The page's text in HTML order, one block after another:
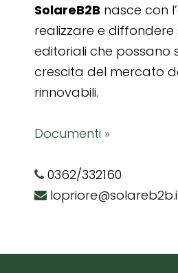
SolareB2B nasce con
realizzare e diffondere
editoriali che possano
crescita del mercato
rinnovabili.
Documenti »
0362/332160